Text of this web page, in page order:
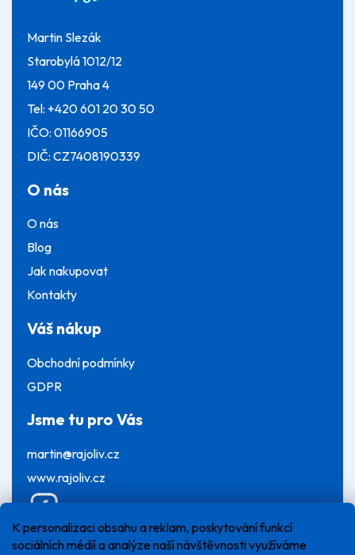
K personalizaci obsahu a reklam, poskytování funkcí
sociálních médií a analýze naší návštěvnosti využíváme
Martin Slezák
Starobylá 1012/12
149 00 Praha 4
Tel: +420 601 20 30 50
IČO: 01166905
DIČ: CZ7408190339
O nás
O nás
Blog
Jak nakupovat
Kontakty
Váš nákup
Obchodní podmínky
GDPR
Jsme tu pro Vás
martin@rajoliv.cz
www.rajoliv.cz